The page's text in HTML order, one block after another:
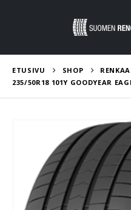
ETUSIVU SHOP
235/50R18 101Y GOODYEAR